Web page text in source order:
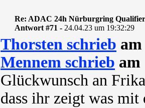
Re: ADAC 24h Nürburgring
Antwort #71 - 24.04.23 um 19:32:29
Thorsten schrieb
Mennem schrieb am
Glückwunsch an
dass ihr zeigt was mit